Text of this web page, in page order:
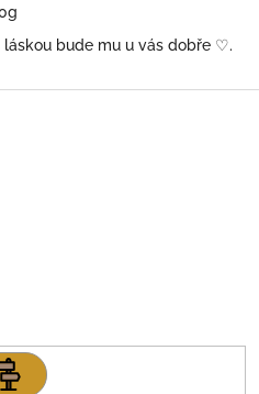
bude mu u vás dobře ♡.